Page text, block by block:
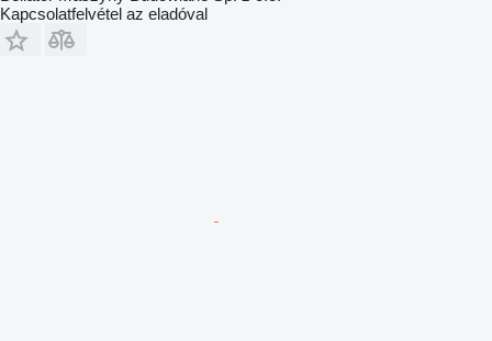
Kapcsolatfelvétel az eladóval